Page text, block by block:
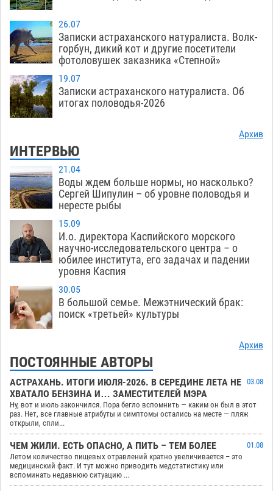
26.07
Записки астраханского натуралиста. Волк-
горбун, дикий кот и другие посетители
фотоловушек заказника «Степной»
19.07
Записки астраханского натуралиста. Об
итогах половодья-2026
Архив
ИНТЕРВЬЮ
21.04
Воды ждем больше нормы, но насколько?
Сергей Шипулин – об уровне половодья и
нересте рыбы
15.09
И.о. директора Каспийского морского
научно-исследовательского центра – о
юбилее института, его задачах и падении
уровня Каспия
30.05
В большой семье. Межэтнический брак:
поиск «третьей» культуры
Архив
ПОСТОЯННЫЕ АВТОРЫ
АСТРАХАНЬ. ИТОГИ ИЮЛЯ-2026. В СЕРЕДИНЕ ЛЕТА НЕ
ХВАТАЛО БЕНЗИНА И… ЗАМЕСТИТЕЛЕЙ МЭРА
03.08
Ну, вот и июль закончился. Пора бегло вспомнить — каким он был в этот
раз. Нет, все главные атрибуты и симптомы остались на месте — пляж
открыли, спли...
ЧЕМ ЖИЛИ. ЕСТЬ ОПАСНО, А ПИТЬ – ТЕМ БОЛЕЕ
01.08
Летом количество пищевых отравлений кратно увеличивается – это
медицинский факт. И тут можно приводить медстатистику или
вспоминать недавнюю ситуацию ...